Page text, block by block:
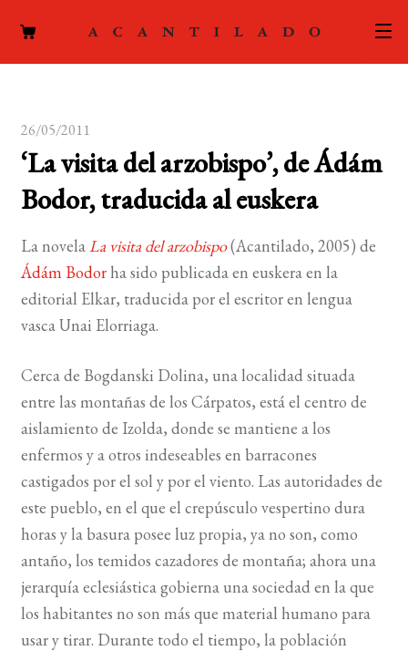
el
ACTUALIDAD
menú
LA EDITORIAL
FOREIGN RIGHTS
MI CUENTA
BUSCAR
LISTA DE LIBROS
26/05/2011
‘La visita del arzobispo’, de Ádám
Bodor, traducida al euskera
La novelaLa visita del arzobispo(Acantilado, 2005) de
Ádám Bodorha sido publicada en euskera en la
editorial Elkar, traducida por el escritor en lengua
vasca Unai Elorriaga.
Cerca de Bogdanski Dolina, una localidad situada
entre las montañas de los Cárpatos, está el centro de
aislamiento de Izolda, donde se mantiene a los
enfermos y a otros indeseables en barracones
castigados por el sol y por el viento. Las autoridades de
este pueblo, en el que el crepúsculo vespertino dura
horas y la basura posee luz propia, ya no son, como
antaño, los temidos cazadores de montaña; ahora una
jerarquía eclesiástica gobierna una sociedad en la que
los habitantes no son más que material humano para
usar y tirar. Durante todo el tiempo, la población